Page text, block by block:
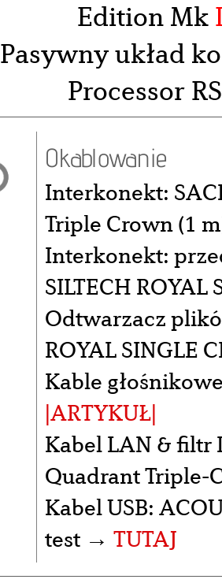
Edition Mk
Pasywny układ
Processor
Okablowanie
Interkonekt:
Triple Crown (1
Interkonekt:
SILTECH
Odtwarzacz
ROYAL SINGLE
Kable
|ARTYKUŁ|
Kabel LAN & filtr
Quadrant Triple-
Kabel USB:
test → TUTAJ